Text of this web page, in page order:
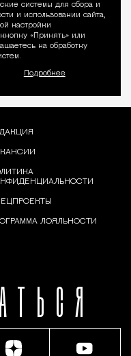
системы для сбора и
и использовании сайта,
настройки
«Принять» или
на обработку
Подробнее
ЛОЯЛЬНОСТИ